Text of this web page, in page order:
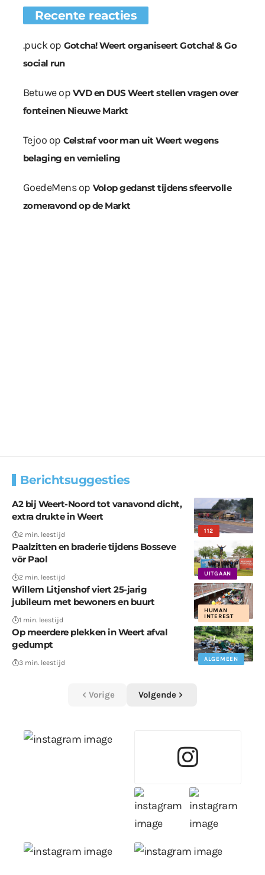
Recente reacties
.puckop Gotcha! Weert organiseert Gotcha! & Go
social run
Betuweop VVD en DUS Weert stellen vragen over
fonteinen Nieuwe Markt
Tejoo op Celstraf voor man uit Weert wegens
belaging en vernieling
GoedeMensop Volop gedanst tijdens sfeervolle
zomeravond op de Markt
Berichtsuggesties
112
A2 bij Weert-Noord tot vanavond dicht,
extra drukte in Weert
2 min. leestijd
UITGAAN
Paalzitten en braderie tijdens Bosseve
vör Paol
2 min. leestijd
HUMAN
INTEREST
Willem Litjenshof viert 25-jarig
jubileum met bewoners en buurt
1 min. leestijd
ALGEMEEN
Op meerdere plekken in Weert afval
gedumpt
3 min. leestijd
Vorige Volgende